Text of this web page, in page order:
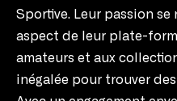
Sportive. Leur passion
aspect de leur plate-
amateurs et aux
inégalée pour trouver